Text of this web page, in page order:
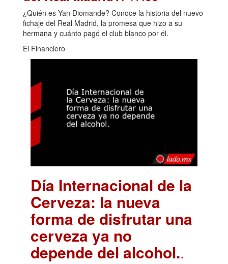
¿Quién es Yan Diomande? Conoce la historia del nuevo
fichaje del Real Madrid, la promesa que hizo a su
hermana y cuánto pagó el club blanco por él.
El Financiero
Día Internacional de la
Cerveza: la nueva
forma de disfrutar una
cerveza ya no
depende del alcohol..